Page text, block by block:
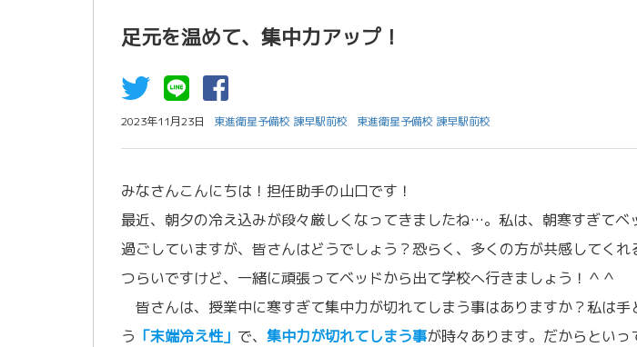
足元を温めて、集中力アップ！
2023年11月23日 東進衛星予備校 諫早駅前校 東進衛星予備校 諫早駅前校
みなさんこんにちは！担任助手の山口です！
最近、朝夕の冷え込みが段々厳しくなってきましたね…。私は、朝寒すぎてベ
過ごしていますが、皆さんはどうでしょう？恐らく、多くの方が共感してくれ
つらいですけど、一緒に頑張ってベッドから出て学校へ行きましょう！＾＾
皆さんは、授業中に寒すぎて集中力が切れてしまう事はありますか？私は手
う 「末端冷え性」 で、 集中力が切れてしまう事が時々あります。だからとい